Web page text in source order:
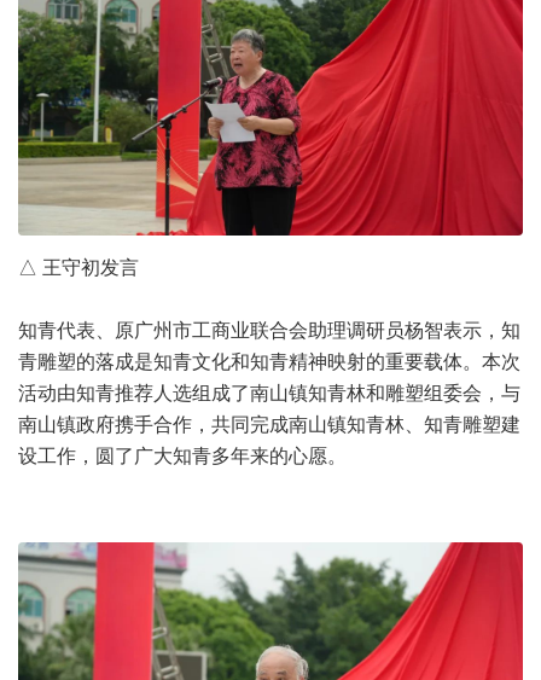
△ 王守初发言
知青代表、原广州市工商业联合会助理调研员杨智表示，知
青雕塑的落成是知青文化和知青精神映射的重要载体。本次
活动由知青推荐人选组成了南山镇知青林和雕塑组委会，与
南山镇政府携手合作，共同完成南山镇知青林、知青雕塑建
设工作，圆了广大知青多年来的心愿。